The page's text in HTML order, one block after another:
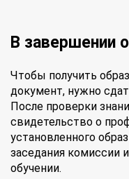
В завершении
Чтобы получить
документ, нужно
После проверки
свидетельство о
установленного
заседания комиссии
обучении.